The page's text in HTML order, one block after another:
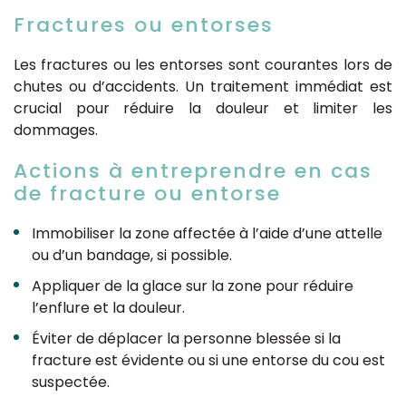
Fractures ou entorses
Les fractures ou les entorses sont courantes lors de
chutes ou d’accidents. Un traitement immédiat est
crucial pour réduire la douleur et limiter les
dommages.
Actions à entreprendre en cas
de fracture ou entorse
Immobiliser la zone affectée à l’aide d’une attelle
ou d’un bandage, si possible.
Appliquer de la glace sur la zone pour réduire
l’enflure et la douleur.
Éviter de déplacer la personne blessée si la
fracture est évidente ou si une entorse du cou est
suspectée.